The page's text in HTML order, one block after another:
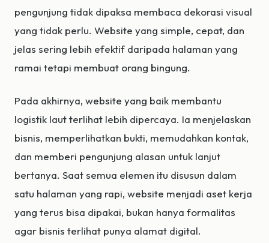
pengunjung tidak dipaksa membaca dekorasi visual
yang tidak perlu. Website yang simple, cepat, dan
jelas sering lebih efektif daripada halaman yang
ramai tetapi membuat orang bingung.
Pada akhirnya, website yang baik membantu
logistik laut terlihat lebih dipercaya. Ia menjelaskan
bisnis, memperlihatkan bukti, memudahkan kontak,
dan memberi pengunjung alasan untuk lanjut
bertanya. Saat semua elemen itu disusun dalam
satu halaman yang rapi, website menjadi aset kerja
yang terus bisa dipakai, bukan hanya formalitas
agar bisnis terlihat punya alamat digital.